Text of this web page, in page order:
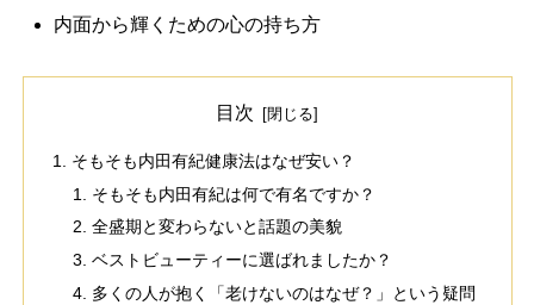
内面から輝くための心の持ち方
目次
そもそも内田有紀健康法はなぜ安い？
そもそも内田有紀は何で有名ですか？
全盛期と変わらないと話題の美貌
ベストビューティーに選ばれましたか？
多くの人が抱く「老けないのはなぜ？」という疑問